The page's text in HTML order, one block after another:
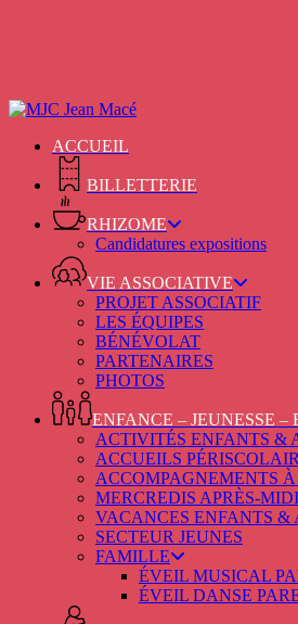
ACCUEIL
BILLETTERIE
RHIZOME
Candidatures expositions
VIE ASSOCIATIVE
PROJET ASSOCIATIF
LES ÉQUIPES
BÉNÉVOLAT
PARTENAIRES
PHOTOS
ENFANCE – JEUNESSE –
ACTIVITÉS ENFANTS &
ACCUEILS
ACCOMPAGNEMENTS
MERCREDIS APRÈS-MIDI
VACANCES ENFANTS &
SECTEUR JEUNES
FAMILLE
ÉVEIL MUSICAL
ÉVEIL DANSE